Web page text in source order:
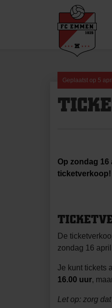
Geplaatst op 5
Op zondag
ticketverkoop!
De
zondag 16
Je kunt tickets
16.00 uur,
Let op: zorg